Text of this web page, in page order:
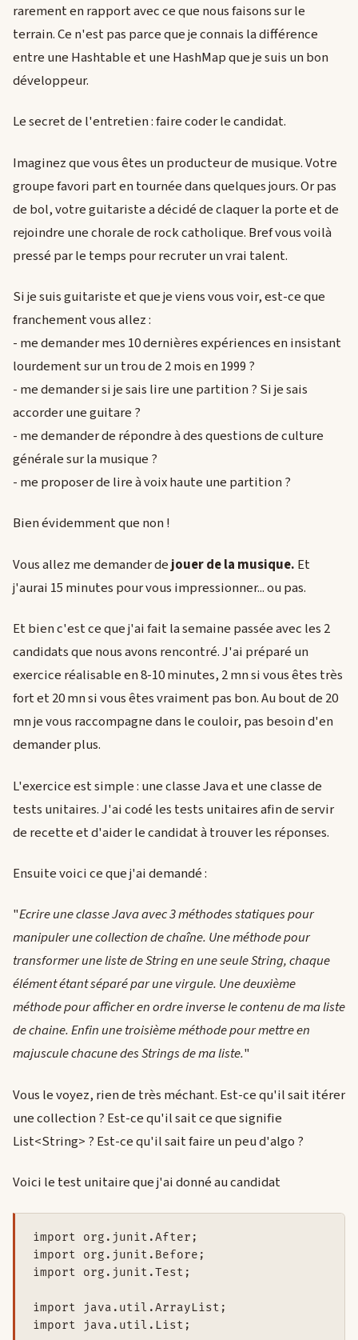
rarement en rapport avec ce que nous faisons sur le
terrain. Ce n'est pas parce que je connais la différence
entre une Hashtable et une HashMap que je suis un bon
développeur.
Le secret de l'entretien : faire coder le candidat.
Imaginez que vous êtes un producteur de musique. Votre
groupe favori part en tournée dans quelques jours. Or pas
de bol, votre guitariste a décidé de claquer la porte et de
rejoindre une chorale de rock catholique. Bref vous voilà
pressé par le temps pour recruter un vrai talent.
Si je suis guitariste et que je viens vous voir, est-ce que
franchement vous allez :
- me demander mes 10 dernières expériences en insistant
lourdement sur un trou de 2 mois en 1999 ?
- me demander si je sais lire une partition ? Si je sais
accorder une guitare ?
- me demander de répondre à des questions de culture
générale sur la musique ?
- me proposer de lire à voix haute une partition ?
Bien évidemment que non !
Vous allez me demander dejouer de la musique. Et
j'aurai 15 minutes pour vous impressionner... ou pas.
Et bien c'est ce que j'ai fait la semaine passée avec les 2
candidats que nous avons rencontré. J'ai préparé un
exercice réalisable en 8-10 minutes, 2 mn si vous êtes très
fort et 20 mn si vous êtes vraiment pas bon. Au bout de 20
mn je vous raccompagne dans le couloir, pas besoin d'en
demander plus.
L'exercice est simple : une classe Java et une classe de
tests unitaires. J'ai codé les tests unitaires afin de servir
de recette et d'aider le candidat à trouver les réponses.
Ensuite voici ce que j'ai demandé :
"Ecrire une classe Java avec 3 méthodes statiques pour
manipuler une collection de chaîne. Une méthode pour
transformer une liste de String en une seule String, chaque
élément étant séparé par une virgule. Une deuxième
méthode pour afficher en ordre inverse le contenu de ma liste
de chaine. Enfin une troisième méthode pour mettre en
majuscule chacune des Strings de ma liste."
Vous le voyez, rien de très méchant. Est-ce qu'il sait itérer
une collection ? Est-ce qu'il sait ce que signifie
List<String> ? Est-ce qu'il sait faire un peu d'algo ?
Voici le test unitaire que j'ai donné au candidat
import org.junit.After;
import org.junit.Before;
import org.junit.Test;
import java.util.ArrayList;
import java.util.List;